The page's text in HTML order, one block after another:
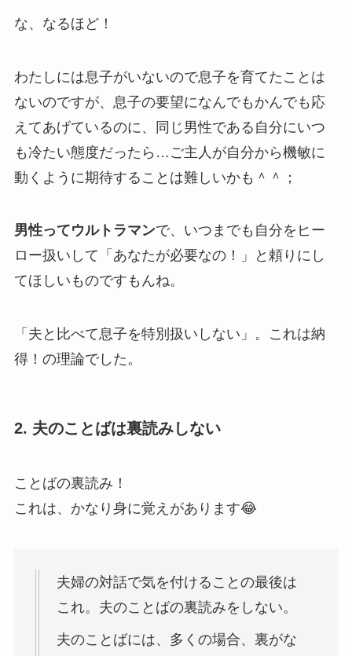
な、なるほど！
わたしには息子がいないので息子を育てたことは
ないのですが、息子の要望になんでもかんでも応
えてあげているのに、同じ男性である自分にいつ
も冷たい態度だったら…ご主人が自分から機敏に
動くように期待することは難しいかも＾＾；
男性ってウルトラマンで、いつまでも自分をヒー
ロー扱いして「あなたが必要なの！」と頼りにし
てほしいものですもんね。
「 夫と比べて息子を特別扱いしない 」。これは納
得！の理論でした。
2. 夫のことばは裏読みしない
ことばの裏読み！
これは、かなり身に覚えがあります😂
夫婦の対話で気を付けることの最後は
これ。夫のことばの裏読みをしない。
夫のことばには、多くの場合、裏がな